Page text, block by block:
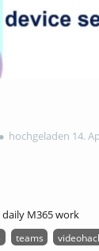
hochgeladen 14.
daily M365 work
teams